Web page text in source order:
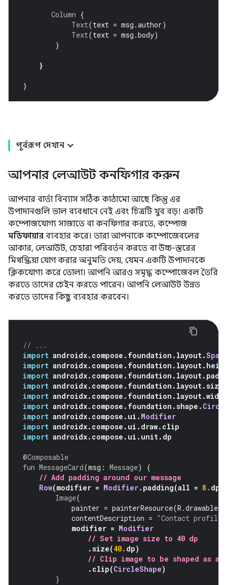
Column {
Text(text = msg .author)
Text(text = msg .body)
}
}
}
পূর্বরূপ দেখান
আপনার লেআউট কনফিগার করুন
আপনার বার্তা বিন্যাস সঠিক কাঠামো আছে কিন্তু এর
উপাদানগুলি ভাল ব্যবধানে নেই এবং চিত্রটি খুব বড়! একটি
কম্পোজযোগ্য সাজাতে বা কনফিগার করতে, কম্পোজ
মডিফায়ার ব্যবহার করে। তারা আপনাকে কম্পোজেবলের
আকার, লেআউট, চেহারা পরিবর্তন করতে বা উচ্চ-স্তরের
মিথস্ক্রিয়া যোগ করার অনুমতি দেয়, যেমন একটি উপাদানকে
ক্লিকযোগ্য করে তোলা। আপনি আরও সমৃদ্ধ কম্পোজেবল তৈরি
করতে তাদের চেইন করতে পারেন। আপনি লেআউট উন্নত
করতে তাদের কিছু ব্যবহার করবেন।
// ...
import androidx. compose . foundation . layout.
import androidx. compose . foundation . layout.
import androidx. compose . foundation . layout.
import androidx. compose . foundation . layout.size
import androidx. compose . foundation . layout.width
import androidx. compose . foundation .shape .
import androidx. compose . ui . Modifier
import androidx. compose . ui . draw. clip
import androidx. compose . ui . unit. dp
@Composable
fun MessageCard(msg : Message)
{
// Add padding around our message
Row(modifier = Modifier. padding(all = 8. dp
Image(
painter = painterResource(R .drawable
contentDescription = "Contact profile
modifier = Modifier
// Set image size to 40 dp
.size(40. dp)
// Clip image to be shaped as a
. clip(CircleShape)
)